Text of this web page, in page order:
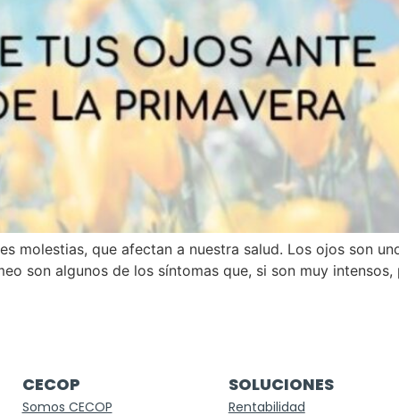
molestias, que afectan a nuestra salud. Los ojos son
son algunos de los síntomas que, si son muy intensos,
CECOP
Somos CECOP
SOLUCIONES
Rentabilidad